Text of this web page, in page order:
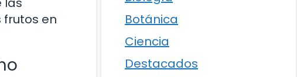
en
Botánica
Ciencia
Destacados